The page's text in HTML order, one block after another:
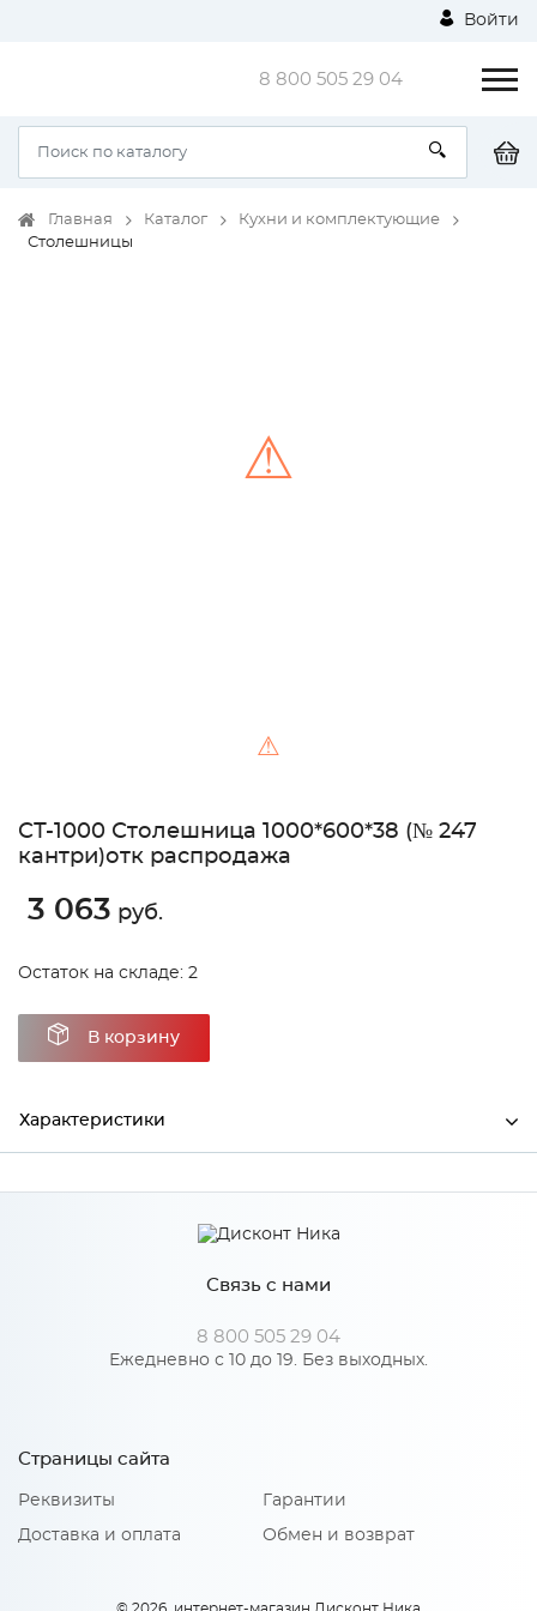
Войти
8 800 505 29 04
Главная Каталог
Кухни и комплектующие
Столешницы
⚠
⚠
СТ-1000 Столешница 1000*600*38 (№ 247
кантри)отк распродажа
3 063 руб.
Остаток на складе: 2
В корзину
Характеристики
Ширина 1000
38
600
СКИФ
Связь с нами
8 800 505 29 04
Ежедневно с 10 до 19. Без выходных.
Страницы сайта
Реквизиты
Доставка и оплата
Гарантии
Обмен и возврат